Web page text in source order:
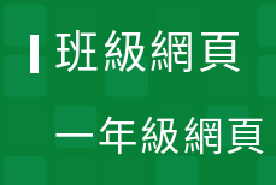
班級網頁
一年級網頁